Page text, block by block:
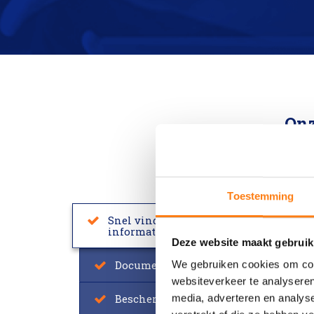
Toestemming
Deze website maakt
We gebruiken cookies om
websiteverkeer te
media, adverteren en
Snel vinden en ontdekken van
informatie
Documenten centraal opgeslagen
Bescherm documenten van waarde